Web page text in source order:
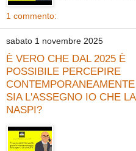
1 commento:
sabato 1 novembre 2025
È VERO CHE DAL 2025 È
POSSIBILE PERCEPIRE
CONTEMPORANEAMENTE
SIA L'ASSEGNO IO CHE LA
NASPI?